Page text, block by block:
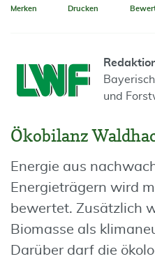
Merken Drucken
und
Ökobilanz
Energie aus
Energieträgern wird
bewertet. Zusätzlich
Biomasse als
Darüber darf die